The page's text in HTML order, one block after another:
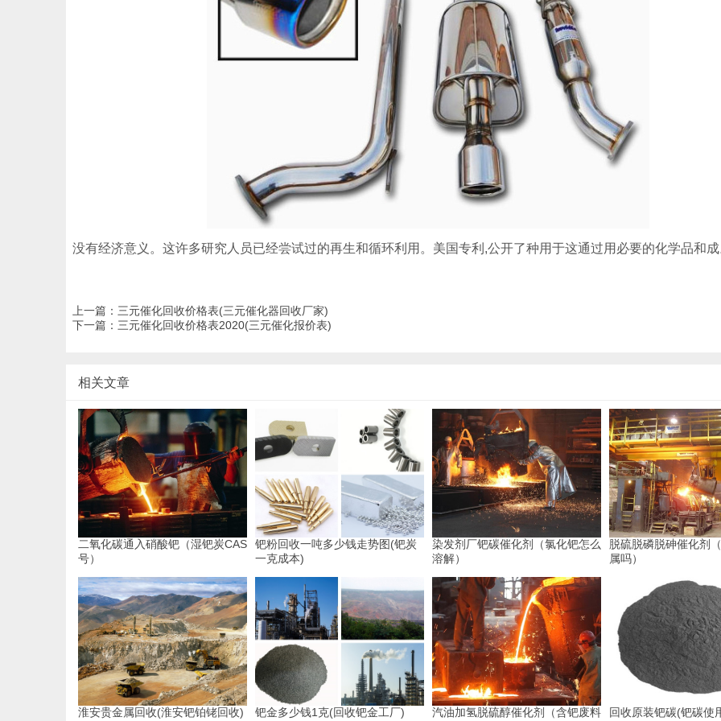
没有经济意义。这许多研究人员已经尝试过的再生和循环利用。美国专利,公开了种用于这通过用必要的化学品和
上一篇： 三元催化回收价格表(三元催化器回收厂家)
下一篇： 三元催化回收价格表2020(三元催化报价表)
相关文章
二氧化碳通入硝酸钯（湿钯炭CAS
号）
钯粉回收一吨多少钱走势图(钯炭
一克成本)
染发剂厂钯碳催化剂（氯化钯怎么
溶解）
脱硫脱磷脱砷催化剂
属吗）
淮安贵金属回收(淮安钯铂铑回收) 钯金多少钱1克(回收钯金工厂)
汽油加氢脱硫醇催化剂（含钯废料
回收原装钯碳(钯碳使